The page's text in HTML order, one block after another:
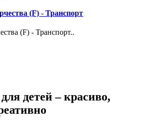
(F) - Транспорт
(F) - Транспорт..
детей – красиво,